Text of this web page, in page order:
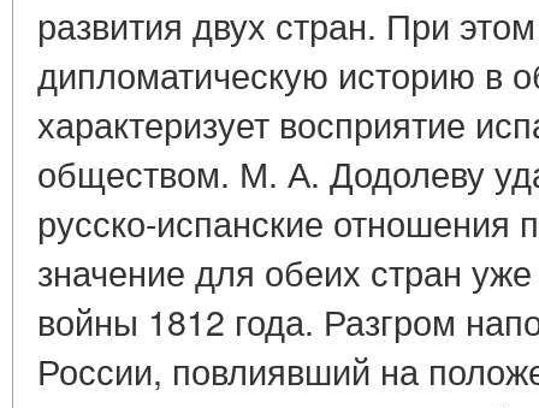
развития двух стран. При
дипломатическую историю в
характеризует восприятие
обществом. М. А. Додолеву
русско-испанские отношения
значение для обеих стран
войны 1812 года. Разгром
России, повлиявший на